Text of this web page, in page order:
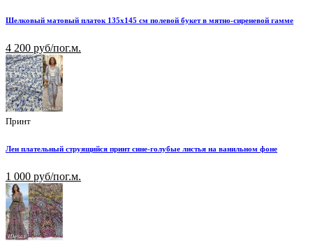
Шелковый матовый платок 135х145 см полевой букет в мятно-сиреневой гамме
4 200 руб/пог.м.
Принт
Лен плательный струящийся принт сине-голубые листья на ванильном фоне
1 000 руб/пог.м.